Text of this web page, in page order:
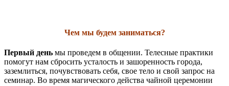
Чем мы будем заниматься?
Первый день мы проведем в общении. Телесные практики
помогут нам сбросить усталость и зашоренность города,
заземлиться, почувствовать себя, свое тело и свой запрос на
семинар. Во время магического действа чайной церемонии